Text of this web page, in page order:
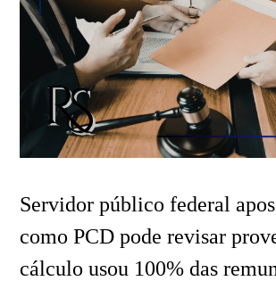
Servidor público federal
como PCD pode revisar
cálculo usou 100% das